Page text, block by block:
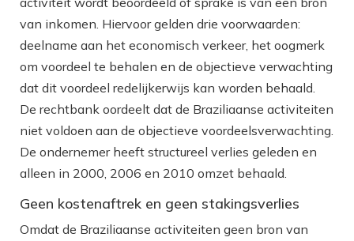
van inkomen. Hiervoor gelden drie voorwaarden:
deelname aan het economisch verkeer, het oogmerk
om voordeel te behalen en de objectieve verwachting
dat dit voordeel redelijkerwijs kan worden behaald.
De rechtbank oordeelt dat de Braziliaanse activiteiten
niet voldoen aan de objectieve voordeelsverwachting.
De ondernemer heeft structureel verlies geleden en
alleen in 2000, 2006 en 2010 omzet behaald.
Geen kostenaftrek en geen stakingsverlies
Omdat de Braziliaanse activiteiten geen bron van